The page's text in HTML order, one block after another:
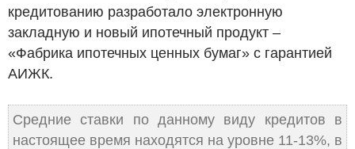
кредитованию разработало электронную
закладную и новый ипотечный продукт –
«Фабрика ипотечных ценных бумаг» с гарантией
АИЖК.
Средние ставки по данному виду кредитов в
настоящее время находятся на уровне 11-13%, в